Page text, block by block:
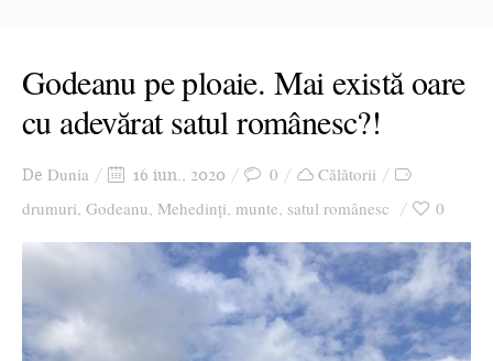
Godeanu pe ploaie. Mai există oare
cu adevărat satul românesc?!
De Dunia 16 iun., 2020 0
Călătorii
drumuri Godeanu Mehedinţi munte satul românesc 0